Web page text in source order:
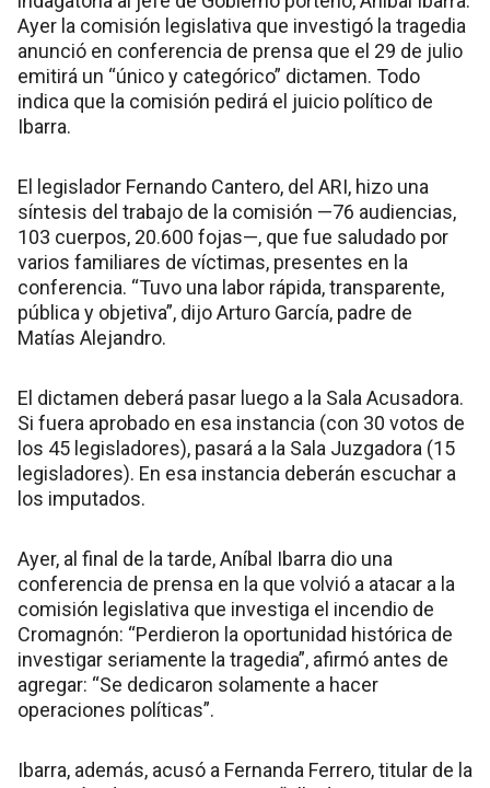
Ayer la comisión legislativa que investigó la tragedia
anunció en conferencia de prensa que el 29 de julio
emitirá un “único y categórico” dictamen. Todo
indica que la comisión pedirá el juicio político de
Ibarra.
El legislador Fernando Cantero, del ARI, hizo una
síntesis del trabajo de la comisión —76 audiencias,
103 cuerpos, 20.600 fojas—, que fue saludado por
varios familiares de víctimas, presentes en la
conferencia. “Tuvo una labor rápida, transparente,
pública y objetiva”, dijo Arturo García, padre de
Matías Alejandro.
El dictamen deberá pasar luego a la Sala Acusadora.
Si fuera aprobado en esa instancia (con 30 votos de
los 45 legisladores), pasará a la Sala Juzgadora (15
legisladores). En esa instancia deberán escuchar a
los imputados.
Ayer, al final de la tarde, Aníbal Ibarra dio una
conferencia de prensa en la que volvió a atacar a la
comisión legislativa que investiga el incendio de
Cromagnón: “Perdieron la oportunidad histórica de
investigar seriamente la tragedia”, afirmó antes de
agregar: “Se dedicaron solamente a hacer
operaciones políticas”.
Ibarra, además, acusó a Fernanda Ferrero, titular de la